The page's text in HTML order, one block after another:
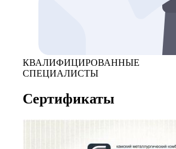
КВАЛИФИЦИРОВАННЫЕ
СПЕЦИАЛИСТЫ
Сертификаты